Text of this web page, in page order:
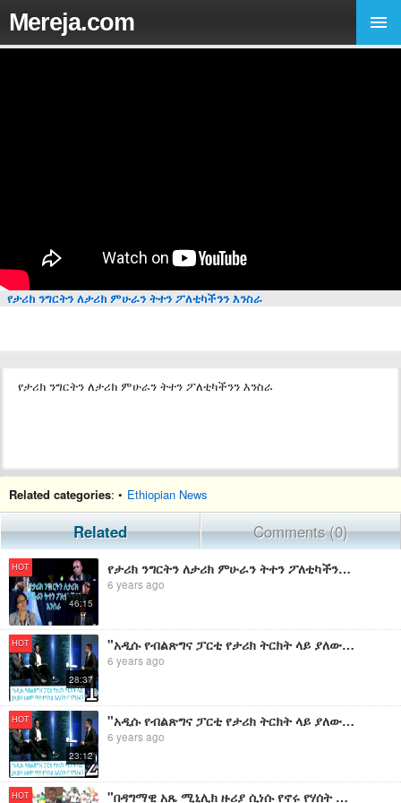
Mereja.com
የታሪክ ንግርትን ለታሪክ ምሁራን ትተን ፖለቲካችንን እንስራ
የታሪክ ንግርትን ለታሪክ ምሁራን ትተን ፖለቲካችንን እንስራ
Related categories: • Ethiopian News
Related Comments (0)
HOT
46:15
የታሪክ ንግርትን ለታሪክ ምሁራን ትተን ፖለቲካችንን እንስራ
6 years ago
HOT
28:37
"አዲሱ የብልጽግና ፓርቲ የታሪክ ትርክት ላይ ያለውን አቋም ማስተካከል አለበት።" ምሁራን ክፍል አንድ
6 years ago
HOT
23:12
"አዲሱ የብልጽግና ፓርቲ የታሪክ ትርክት ላይ ያለውን አቋም ማስተካከል አለበት።" ምሁራን ክፍል ሁለት
6 years ago
HOT "በዳግማዊ አጼ ሚኒሊክ ዙሪያ ሲነሱ የኖሩ የሃሰት ትርክቶች ሊሰረዙ ይገባል።" የታሪክ ምሁራን